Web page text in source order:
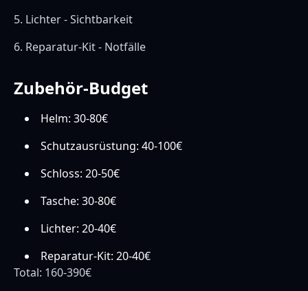
5. Lichter - Sichtbarkeit
6. Reparatur-Kit - Notfälle
Zubehör-Budget
Helm: 30-80€
Schutzausrüstung: 40-100€
Schloss: 20-50€
Tasche: 30-80€
Lichter: 20-40€
Reparatur-Kit: 20-40€
Total: 160-390€